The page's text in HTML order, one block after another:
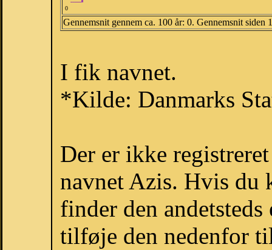
0
Gennemsnit gennem ca. 100 år: 0. Gennemsnit siden
I fik navnet.
*Kilde: Danmarks
Der er ikke
navnet Azis. Hvis du
finder den
tilføje den nedenfor